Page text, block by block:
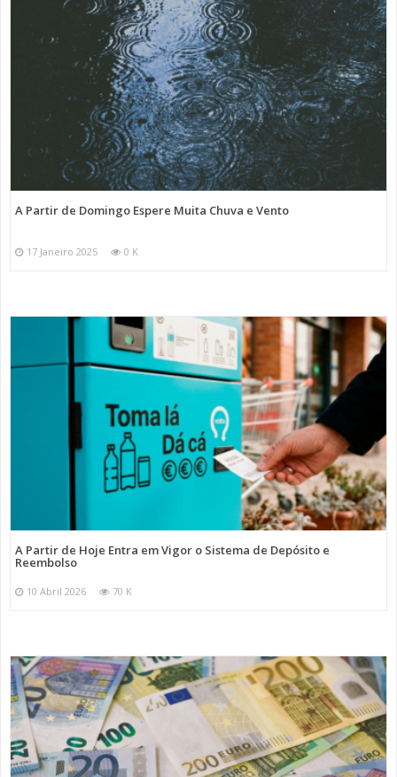
A Partir de Domingo Espere Muita Chuva e Vento
17 Janeiro 2025 0 K
A Partir de Hoje Entra em Vigor o Sistema de Depósito e
Reembolso
10 Abril 2026 70 K